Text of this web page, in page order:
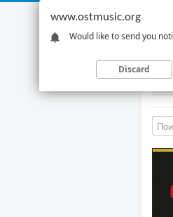
www.ostmusic.org
Would like to send you
Discard